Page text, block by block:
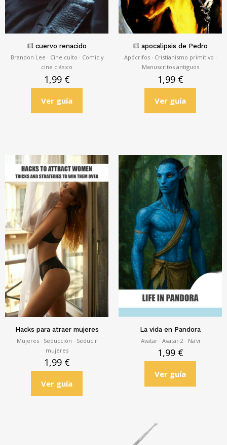
El cuervo renacido
Brandon Lee · Cine culto · Comic y
cine clásico
1,99 €
Ver guía
El apocalipsis de Pedro
Apócrifos · Cristianismo primitivo ·
Manuscritos antiguos
1,99 €
Ver guía
Hacks para atraer mujeres
Mujeres · Seducción · Seducir
mujeres
1,99 €
Ver guía
La vida en Pandora
Avatar · Avatar 2 · Na'vi
1,99 €
Ver guía